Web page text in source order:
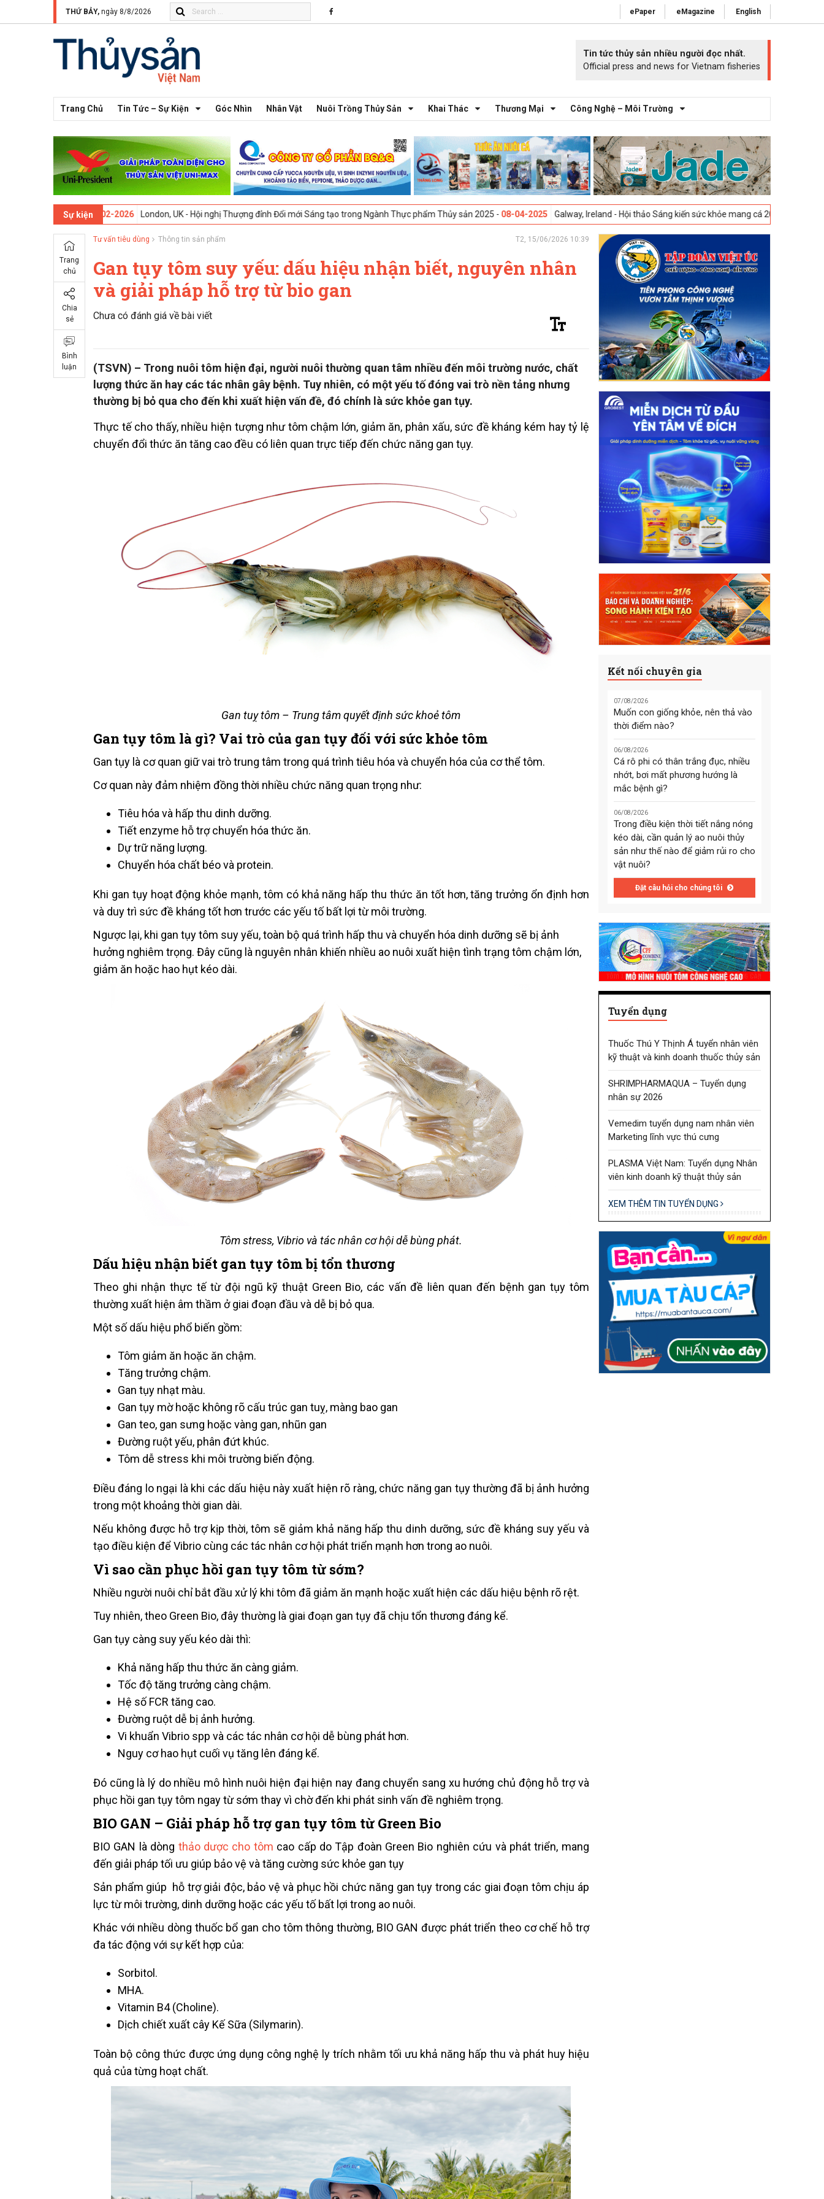
THỨ BẢY, ngày 8/8/2026 ePaper eMagazine English
Tin tức thủy sản nhiều người đọc nhất.
Official press and news for Vietnam fisheries
Trang Chủ Tin Tức – Sự Kiện Góc Nhìn Nhân Vật Nuôi Trồng Thủy Sản Khai Thác Thương Mại Công Nghệ – Môi Trường
Sự kiện
09-02-2026 London, UK - Hội nghị Thượng đỉnh Đổi mới Sáng tạo trong Ngành Thực phẩm Thủy sản 2025 -08-04-2025 Galway, Ireland - Hội thảo Sáng kiến sức khỏe mang cá 2025 -23-04-2025
Trang
chủ
Chia
sẻ
Bình
luận
Tư vấn tiêu dùng Thông tin sản phẩm T2, 15/06/2026 10:39
Gan tụy tôm suy yếu: dấu hiệu nhận biết, nguyên nhân
và giải pháp hỗ trợ từ bio gan
Chưa có đánh giá về bài viết
(TSVN) – Trong nuôi tôm hiện đại, người nuôi thường quan tâm nhiều đến môi trường nước, chất
lượng thức ăn hay các tác nhân gây bệnh. Tuy nhiên, có một yếu tố đóng vai trò nền tảng nhưng
thường bị bỏ qua cho đến khi xuất hiện vấn đề, đó chính là sức khỏe gan tụy.
Thực tế cho thấy, nhiều hiện tượng như tôm chậm lớn, giảm ăn, phân xấu, sức đề kháng kém hay tỷ lệ
chuyển đổi thức ăn tăng cao đều có liên quan trực tiếp đến chức năng gan tụy.
Gan tuỵ tôm – Trung tâm quyết định sức khoẻ tôm
Gan tụy tôm là gì? Vai trò của gan tụy đối với sức khỏe tôm
Gan tụy là cơ quan giữ vai trò trung tâm trong quá trình tiêu hóa và chuyển hóa của cơ thể tôm.
Cơ quan này đảm nhiệm đồng thời nhiều chức năng quan trọng như:
Tiêu hóa và hấp thu dinh dưỡng.
Tiết enzyme hỗ trợ chuyển hóa thức ăn.
Dự trữ năng lượng.
Chuyển hóa chất béo và protein.
Khi gan tụy hoạt động khỏe mạnh, tôm có khả năng hấp thu thức ăn tốt hơn, tăng trưởng ổn định hơn
và duy trì sức đề kháng tốt hơn trước các yếu tố bất lợi từ môi trường.
Ngược lại, khi gan tụy tôm suy yếu, toàn bộ quá trình hấp thu và chuyển hóa dinh dưỡng sẽ bị ảnh
hưởng nghiêm trọng. Đây cũng là nguyên nhân khiến nhiều ao nuôi xuất hiện tình trạng tôm chậm lớn,
giảm ăn hoặc hao hụt kéo dài.
Tôm stress, Vibrio và tác nhân cơ hội dễ bùng phát.
Dấu hiệu nhận biết gan tụy tôm bị tổn thương
Theo ghi nhận thực tế từ đội ngũ kỹ thuật Green Bio, các vấn đề liên quan đến bệnh gan tụy tôm
thường xuất hiện âm thầm ở giai đoạn đầu và dễ bị bỏ qua.
Một số dấu hiệu phổ biến gồm:
Tôm giảm ăn hoặc ăn chậm.
Tăng trưởng chậm.
Gan tụy nhạt màu.
Gan tụy mờ hoặc không rõ cấu trúc gan tuỵ, màng bao gan
Gan teo, gan sưng hoặc vàng gan, nhũn gan
Đường ruột yếu, phân đứt khúc.
Tôm dễ stress khi môi trường biến động.
Điều đáng lo ngại là khi các dấu hiệu này xuất hiện rõ ràng, chức năng gan tụy thường đã bị ảnh hưởng
trong một khoảng thời gian dài.
Nếu không được hỗ trợ kịp thời, tôm sẽ giảm khả năng hấp thu dinh dưỡng, sức đề kháng suy yếu và
tạo điều kiện để Vibrio cùng các tác nhân cơ hội phát triển mạnh hơn trong ao nuôi.
Vì sao cần phục hồi gan tụy tôm từ sớm?
Nhiều người nuôi chỉ bắt đầu xử lý khi tôm đã giảm ăn mạnh hoặc xuất hiện các dấu hiệu bệnh rõ rệt.
Tuy nhiên, theo Green Bio, đây thường là giai đoạn gan tụy đã chịu tổn thương đáng kể.
Gan tụy càng suy yếu kéo dài thì:
Khả năng hấp thu thức ăn càng giảm.
Tốc độ tăng trưởng càng chậm.
Hệ số FCR tăng cao.
Đường ruột dễ bị ảnh hưởng.
Vi khuẩn Vibrio spp và các tác nhân cơ hội dễ bùng phát hơn.
Nguy cơ hao hụt cuối vụ tăng lên đáng kể.
Đó cũng là lý do nhiều mô hình nuôi hiện đại hiện nay đang chuyển sang xu hướng chủ động hỗ trợ và
phục hồi gan tụy tôm ngay từ sớm thay vì chờ đến khi phát sinh vấn đề nghiêm trọng.
BIO GAN – Giải pháp hỗ trợ gan tụy tôm từ Green Bio
BIO GAN là dòng thảo dược cho tôm cao cấp do Tập đoàn Green Bio nghiên cứu và phát triển, mang
đến giải pháp tối ưu giúp bảo vệ và tăng cường sức khỏe gan tụy
Sản phẩm giúp hỗ trợ giải độc, bảo vệ và phục hồi chức năng gan tụy trong các giai đoạn tôm chịu áp
lực từ môi trường, dinh dưỡng hoặc các yếu tố bất lợi trong ao nuôi.
Khác với nhiều dòng thuốc bổ gan cho tôm thông thường, BIO GAN được phát triển theo cơ chế hỗ trợ
đa tác động với sự kết hợp của:
Sorbitol.
MHA.
Vitamin B4 (Choline).
Dịch chiết xuất cây Kế Sữa (Silymarin).
Toàn bộ công thức được ứng dụng công nghệ ly trích nhằm tối ưu khả năng hấp thu và phát huy hiệu
quả của từng hoạt chất.
Kết nối chuyên gia
07/08/2026
Muốn con giống khỏe, nên thả vào
thời điểm nào?
06/08/2026
Cá rô phi có thân trắng đục, nhiều
nhớt, bơi mất phương hướng là
mắc bệnh gì?
06/08/2026
Trong điều kiện thời tiết nắng nóng
kéo dài, cần quản lý ao nuôi thủy
sản như thế nào để giảm rủi ro cho
vật nuôi?
Đặt câu hỏi cho chúng tôi
Tuyển dụng
Thuốc Thú Y Thịnh Á tuyển nhân viên
kỹ thuật và kinh doanh thuốc thủy sản
SHRIMPHARMAQUA – Tuyển dụng
nhân sự 2026
Vemedim tuyển dụng nam nhân viên
Marketing lĩnh vực thú cưng
PLASMA Việt Nam: Tuyển dụng Nhân
viên kinh doanh kỹ thuật thủy sản
XEM THÊM TIN TUYỂN DỤNG